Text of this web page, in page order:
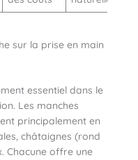
sur la prise en main
essentiel dans le
Les manches
principalement en
châtaignes (rond
Chacune offre une